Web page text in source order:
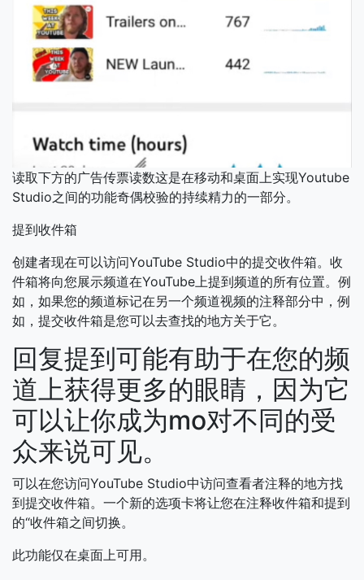
读取下方的广告传票读数这是在移动和桌面上实现Youtube
Studio之间的功能奇偶校验的持续精力的一部分。
提到收件箱
创建者现在可以访问YouTube Studio中的提交收件箱。收
件箱将向您展示频道在YouTube上提到频道的所有位置。例
如，如果您的频道标记在另一个频道视频的注释部分中，例
如，提交收件箱是您可以去查找的地方关于它。
回复提到可能有助于在您的频
道上获得更多的眼睛，因为它
可以让你成为mo对不同的受
众来说可见。
可以在您访问YouTube Studio中访问查看者注释的地方找
到提交收件箱。一个新的选项卡将让您在注释收件箱和提到
的“收件箱之间切换。
此功能仅在桌面上可用。